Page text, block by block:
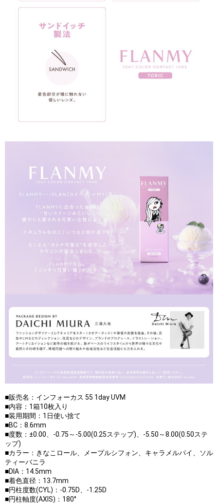
■販売名：インフォーカス 55 1day UVM
■内容：1箱10枚入り
■装用期間：1日使い捨て
■BC：8.6mm
■度数：±0.00、-0.75～-5.00(0.25ステップ)、-5.50～8.00(0.50ステ
ップ)
■カラー：きなこロール、メープルシフォン、キャラメルパイ、ソル
ティーバニラ
■DIA：14.5mm
■着色直径：13.7mm
■円柱度数(CYL)：-0.75D、-1.25D
■円柱軸度(AXIS)：180°